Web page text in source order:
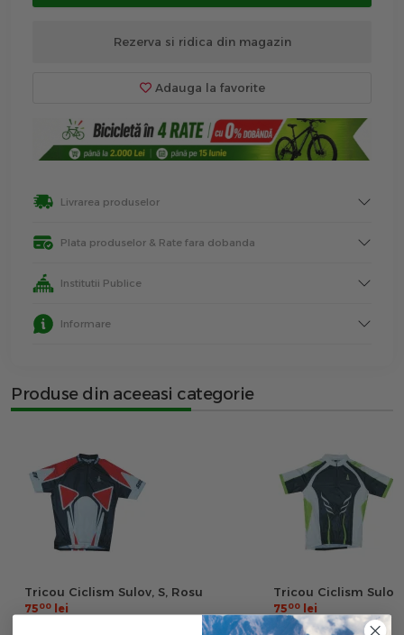
Rezerva si ridica din magazin
Adauga la favorite
Livrarea produselor
Plata produselor & Rate fara dobanda
Institutii Publice
Informare
Produse din aceeasi categorie
Tricou Ciclism Sulov, S, Rosu
7500 lei
Tricou Ciclism
7500 lei